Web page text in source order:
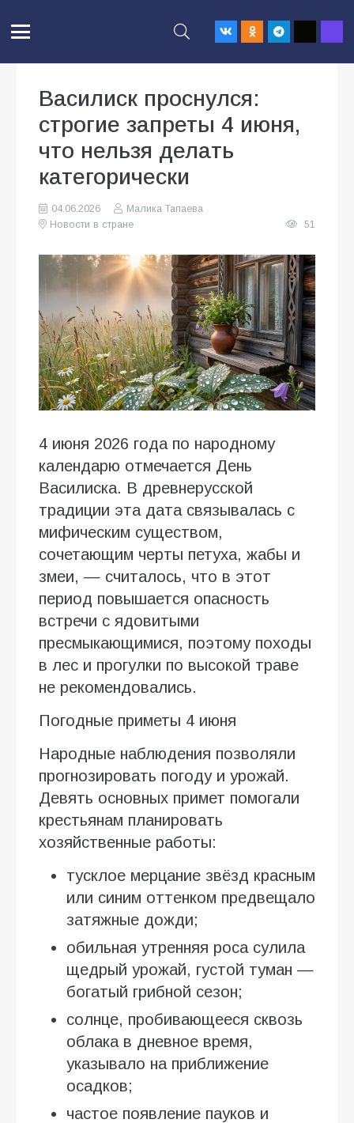
Василиск проснулся:
строгие запреты 4 июня,
что нельзя делать
категорически
04.06.2026
Малика Тапаева
Новости в стране
51
4 июня 2026 года по народному
календарю отмечается День
Василиска. В древнерусской
традиции эта дата связывалась с
мифическим существом,
сочетающим черты петуха, жабы и
змеи, — считалось, что в этот
период повышается опасность
встречи с ядовитыми
пресмыкающимися, поэтому походы
в лес и прогулки по высокой траве
не рекомендовались.
Погодные приметы 4 июня
Народные наблюдения позволяли
прогнозировать погоду и урожай.
Девять основных примет помогали
крестьянам планировать
хозяйственные работы:
тусклое мерцание звёзд красным
или синим оттенком предвещало
затяжные дожди;
обильная утренняя роса сулила
щедрый урожай, густой туман —
богатый грибной сезон;
солнце, пробивающееся сквозь
облака в дневное время,
указывало на приближение
осадков;
частое появление пауков и